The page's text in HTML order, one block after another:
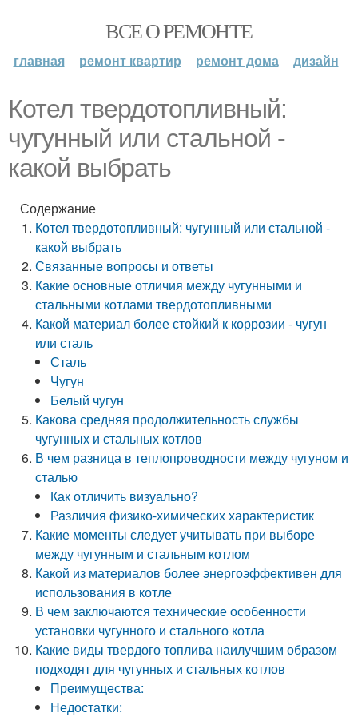
ВСЕ О РЕМОНТЕ
главная ремонт квартир ремонт дома дизайн
Котел твердотопливный:
чугунный или стальной -
какой выбрать
Содержание
Котел твердотопливный: чугунный или стальной -
какой выбрать
Связанные вопросы и ответы
Какие основные отличия между чугунными и
стальными котлами твердотопливными
Какой материал более стойкий к коррозии - чугун
или сталь
Сталь
Чугун
Белый чугун
Какова средняя продолжительность службы
чугунных и стальных котлов
В чем разница в теплопроводности между чугуном и
сталью
Как отличить визуально?
Различия физико-химических характеристик
Какие моменты следует учитывать при выборе
между чугунным и стальным котлом
Какой из материалов более энергоэффективен для
использования в котле
В чем заключаются технические особенности
установки чугунного и стального котла
Какие виды твердого топлива наилучшим образом
подходят для чугунных и стальных котлов
Преимущества:
Недостатки: